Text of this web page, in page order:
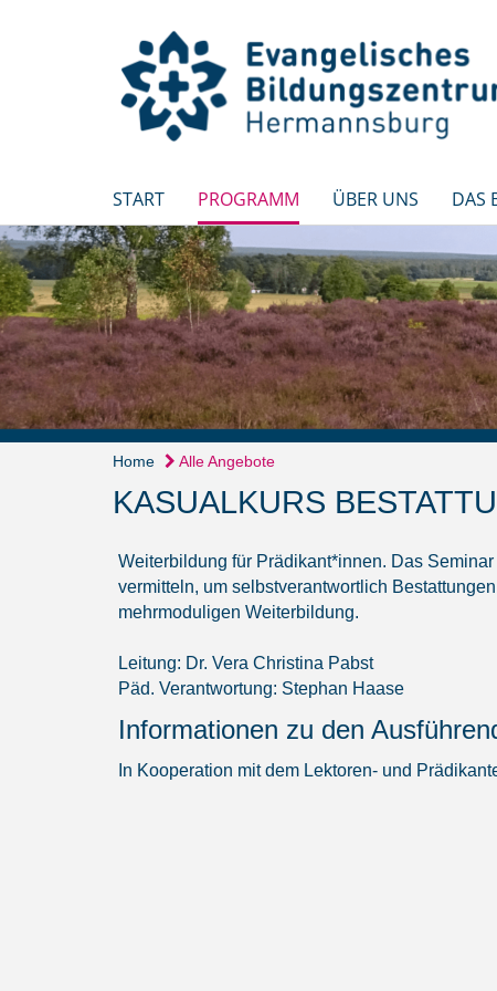
START PROGRAMM ÜBER UNS DAS
Home Alle Angebote
KASUALKURS
Weiterbildung für Prädikant*innen. Das
vermitteln, um selbstverantwortlich
mehrmoduligen Weiterbildung.
Leitung: Dr. Vera Christina Pabst
Päd. Verantwortung: Stephan Haase
Informationen zu den
In Kooperation mit dem Lektoren- und